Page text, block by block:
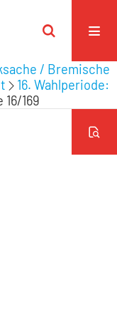
/ Bremische
16. Wahlperiode:
169